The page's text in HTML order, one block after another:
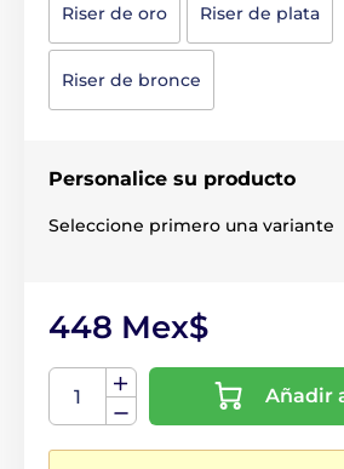
Riser de oro Riser de plata
Riser de bronce
Personalice su producto
Seleccione primero una variante
448 Mex$
Añadir